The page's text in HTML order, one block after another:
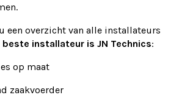
een overzicht van alle installateurs
beste installateur is JN Technics:
op maat
zaakvoerder